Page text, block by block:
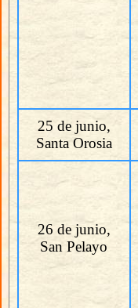
25 de junio,
Santa Orosia
26 de junio,
San Pelayo